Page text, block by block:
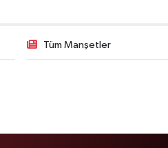
Tüm Manşetler